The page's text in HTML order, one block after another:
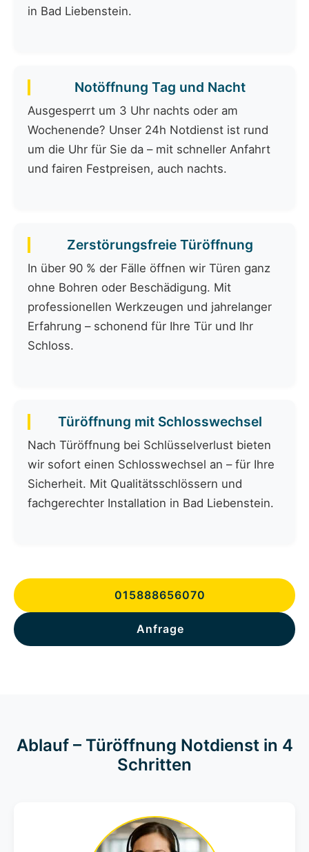
in Bad Liebenstein.
Notöffnung Tag und Nacht
Ausgesperrt um 3 Uhr nachts oder am
Wochenende? Unser 24h Notdienst ist rund
um die Uhr für Sie da – mit schneller Anfahrt
und fairen Festpreisen, auch nachts.
Zerstörungsfreie Türöffnung
In über 90 % der Fälle öffnen wir Türen ganz
ohne Bohren oder Beschädigung. Mit
professionellen Werkzeugen und jahrelanger
Erfahrung – schonend für Ihre Tür und Ihr
Schloss.
Türöffnung mit Schlosswechsel
Nach Türöffnung bei Schlüsselverlust bieten
wir sofort einen Schlosswechsel an – für Ihre
Sicherheit. Mit Qualitätsschlössern und
fachgerechter Installation in Bad Liebenstein.
015888656070
Anfrage
Ablauf – Türöffnung Notdienst in 4
Schritten